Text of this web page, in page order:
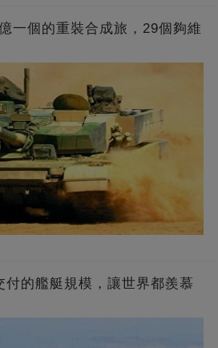
一個的重裝合成旅，29個夠維
付的艦艇規模，讓世界都羨慕